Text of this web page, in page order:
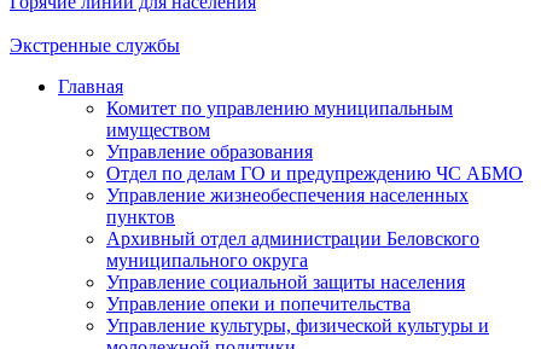
Экстренные службы
Главная
Комитет по управлению муниципальным
имуществом
Управление образования
Отдел по делам ГО и предупреждению ЧС АБМО
Управление жизнеобеспечения населенных
пунктов
Архивный отдел администрации Беловского
муниципального округа
Управление социальной защиты населения
Управление опеки и попечительства
Управление культуры, физической культуры и